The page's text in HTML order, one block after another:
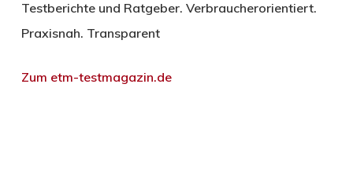
Testberichte und Ratgeber. Verbraucherorientiert.
Praxisnah. Transparent
Zum etm-testmagazin.de